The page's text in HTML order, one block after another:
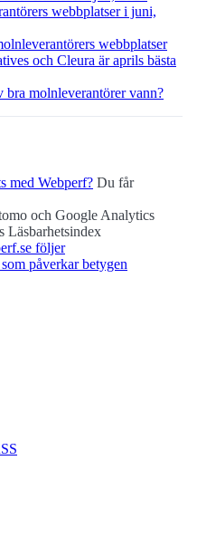
webbplatser i juni,
webbplatser
och Cleura är aprils bästa
bra molnleverantörer vann?
med Webperf? Du får
och Google Analytics
Läsbarhetsindex
följer
påverkar betygen